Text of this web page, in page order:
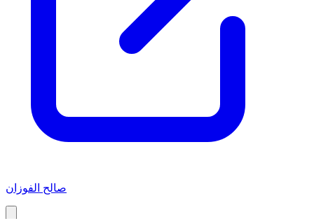
صالح الفوزان